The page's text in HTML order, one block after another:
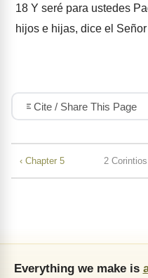
18 Y seré para ustedes
hijos e hijas, dice el
Cite / Share This Page
‹ Chapter 5 2
Everything we make is